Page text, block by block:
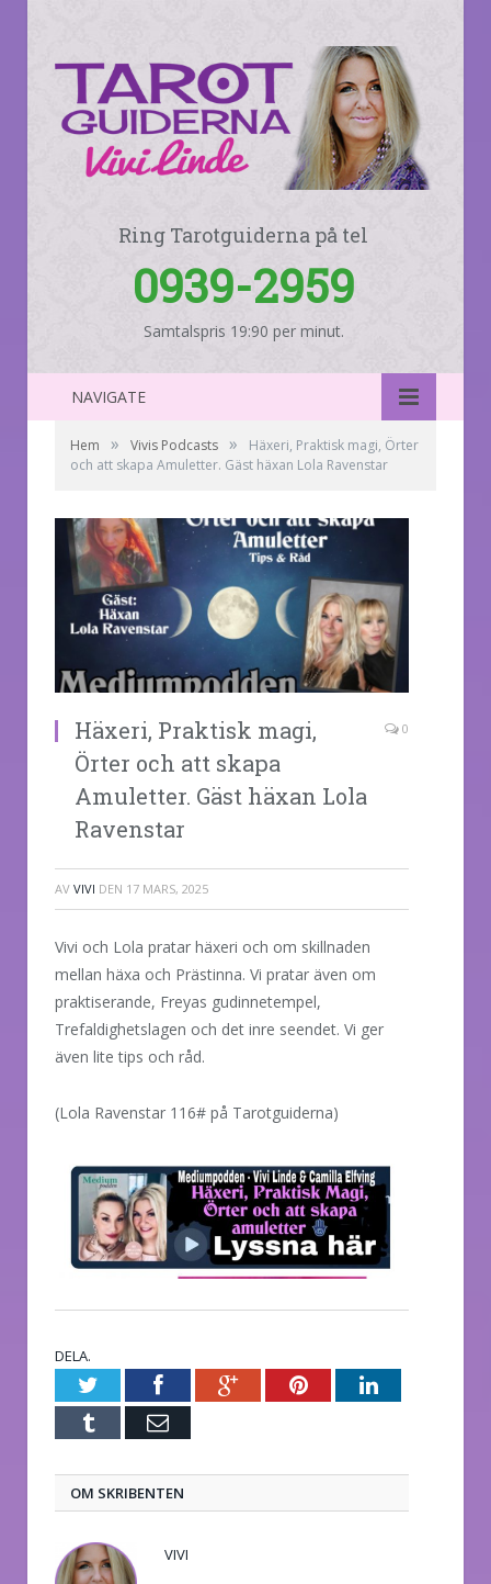
Ring Tarotguiderna på tel
0939-2959
Samtalspris 19:90 per minut.
NAVIGATE
Hem » Vivis Podcasts »
Häxeri, Praktisk magi, Örter
och att skapa Amuletter. Gäst häxan Lola Ravenstar
Häxeri, Praktisk magi,
Örter och att skapa
Amuletter. Gäst häxan Lola
Ravenstar
0
AV VIVI DEN 17 MARS, 2025
Vivi och Lola pratar häxeri och om skillnaden
mellan häxa och Prästinna. Vi pratar även om
praktiserande, Freyas gudinnetempel,
Trefaldighetslagen och det inre seendet. Vi ger
även lite tips och råd.
(Lola Ravenstar 116# på Tarotguiderna)
DELA.
TwitterFacebookGoogle+PinterestLinkedIn
Tumblr E-
OM SKRIBENTEN
VIVI